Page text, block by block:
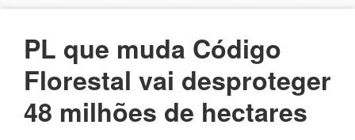
PL que muda Código
Florestal vai desproteger
48 milhões de hectares